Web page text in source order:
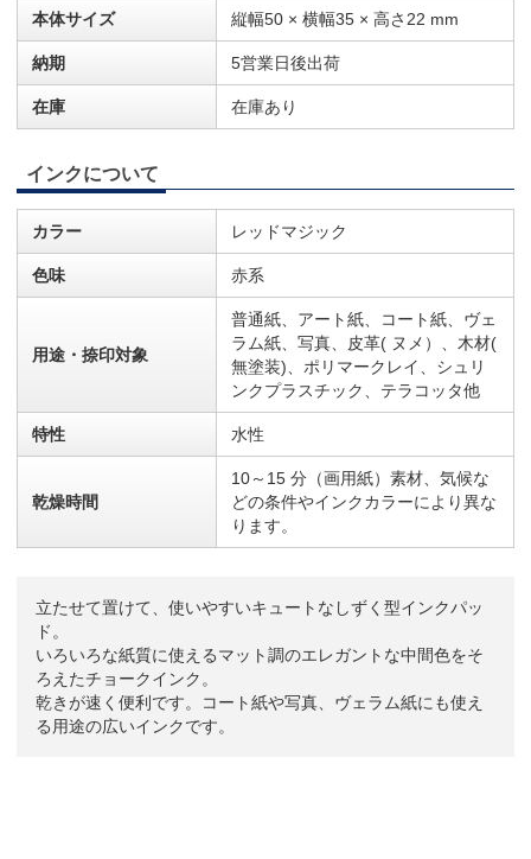
本体サイズ 縦幅50 × 横幅35 × 高さ22 mm
納期 5営業日後出荷
在庫 在庫あり
インクについて
カラー レッドマジック
色味 赤系
用途・捺印対象
普通紙、アート紙、コート紙、ヴェ
ラム紙、写真、皮革( ヌメ）、木材(
無塗装)、ポリマークレイ、シュリ
ンクプラスチック、テラコッタ他
特性 水性
乾燥時間
10～15 分（画用紙）素材、気候な
どの条件やインクカラーにより異な
ります。
立たせて置けて、使いやすいキュートなしずく型インクパッ
ド。
いろいろな紙質に使えるマット調のエレガントな中間色をそ
ろえたチョークインク。
乾きが速く便利です。コート紙や写真、ヴェラム紙にも使え
る用途の広いインクです。